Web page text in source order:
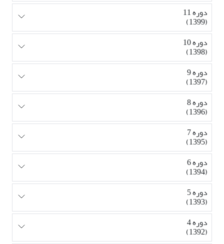
دوره 11
(1399)
دوره 10
(1398)
دوره 9
(1397)
دوره 8
(1396)
دوره 7
(1395)
دوره 6
(1394)
دوره 5
(1393)
دوره 4
(1392)